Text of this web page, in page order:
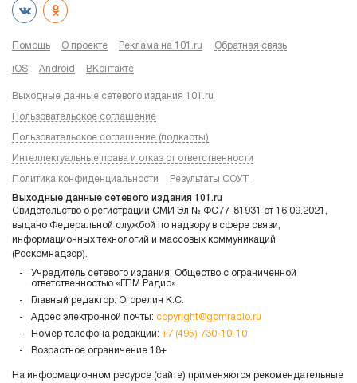
Помощь О проекте Реклама на 101.ru Обратная связь
iOS Android ВКонтакте
Выходные данные сетевого издания 101.ru
Пользовательское соглашение
Пользовательское соглашение (подкасты)
Интеллектуальные права и отказ от ответственности
Политика конфиденциальности Результаты СОУТ
Выходные данные сетевого издания 101.ru
Свидетельство о регистрации СМИ Эл № ФС77-81931 от 16.09.2021,
выдано Федеральной службой по надзору в сфере связи,
информационных технологий и массовых коммуникаций
(Роскомнадзор).
Учредитель сетевого издания: Общество с ограниченной
ответственностью «ГПМ Радио»
Главный редактор: Огорелин К.С.
Адрес электронной почты: copyright@gpmradio.ru
Номер телефона редакции: +7 (495) 730-10-10
Возрастное ограничение 18+
На информационном ресурсе (сайте) применяются рекомендательные